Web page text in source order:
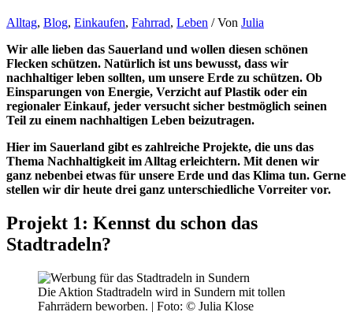
Alltag, Blog, Einkaufen, Fahrrad, Leben / Von Julia
Wir alle lieben das Sauerland und wollen diesen schönen
Flecken schützen. Natürlich ist uns bewusst, dass wir
nachhaltiger leben sollten, um unsere Erde zu schützen. Ob
Einsparungen von Energie, Verzicht auf Plastik oder ein
regionaler Einkauf, jeder versucht sicher bestmöglich seinen
Teil zu einem nachhaltigen Leben beizutragen.
Hier im Sauerland gibt es zahlreiche Projekte, die uns das
Thema Nachhaltigkeit im Alltag erleichtern. Mit denen wir
ganz nebenbei etwas für unsere Erde und das Klima tun. Gerne
stellen wir dir heute drei ganz unterschiedliche Vorreiter vor.
Projekt 1: Kennst du schon das
Stadtradeln?
Die Aktion Stadtradeln wird in Sundern mit tollen
Fahrrädern beworben. | Foto: © Julia Klose